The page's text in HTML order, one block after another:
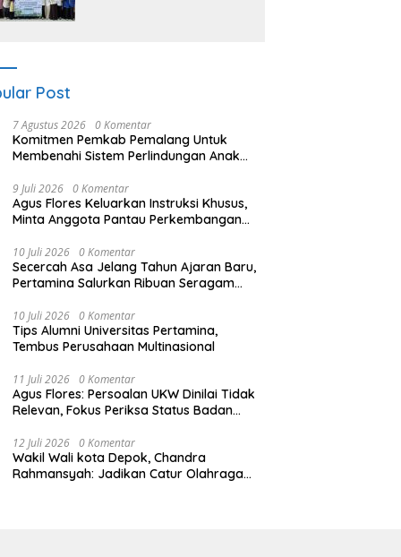
Post
7 Agustus 2026 0 Komentar
Komitmen Pemkab Pemalang Untuk
Membenahi Sistem Perlindungan Anak
9 Juli 2026 0 Komentar
Agus Flores Keluarkan Instruksi Khusus,
Minta Anggota Pantau Perkembangan
10 Juli 2026 0 Komentar
Secercah Asa Jelang Tahun Ajaran Baru,
Pertamina Salurkan Ribuan Seragam
10 Juli 2026 0 Komentar
Tips Alumni Universitas Pertamina,
Tembus Perusahaan Multinasional
11 Juli 2026 0 Komentar
Agus Flores: Persoalan UKW Dinilai Tidak
Relevan, Fokus Periksa Status Badan
12 Juli 2026 0 Komentar
Wakil Wali kota Depok, Chandra
Rahmansyah: Jadikan Catur Olahraga